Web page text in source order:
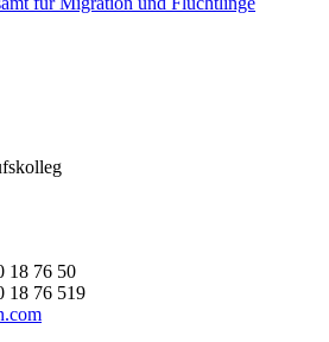
18 76 50
18 76 519